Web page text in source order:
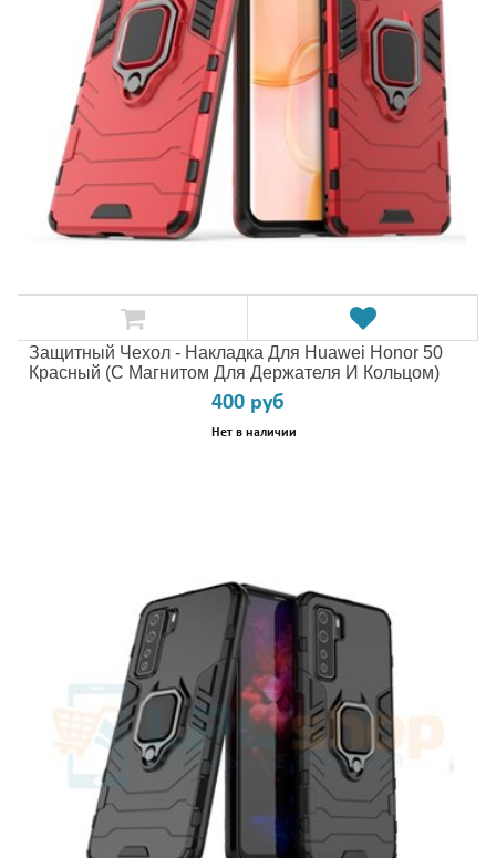
Защитный Чехол - Накладка Для Huawei Honor 50
Красный (с Магнитом Для Держателя И Кольцом)
400 руб
Нет в наличии